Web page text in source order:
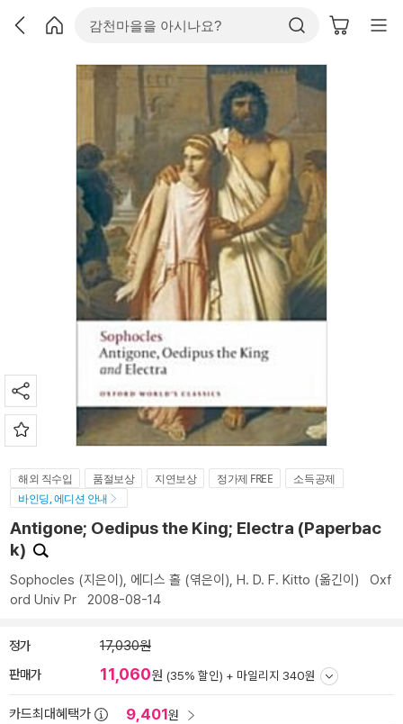
해외 직수입 품절보상 지연보상 정가제 FREE
소득공제
바인딩, 에디션 안내
Antigone; Oedipus the King; Electra (Paperbac
k)
Sophocles (지은이), 에디스 홀 (엮은이), H. D. F. Kitto (옮긴이) Oxf
ord Univ Pr 2008-08-14
정가 17,030원
판매가 11,060원 (35% 할인) + 마일리지 340원
카드최대혜택가 9,401원